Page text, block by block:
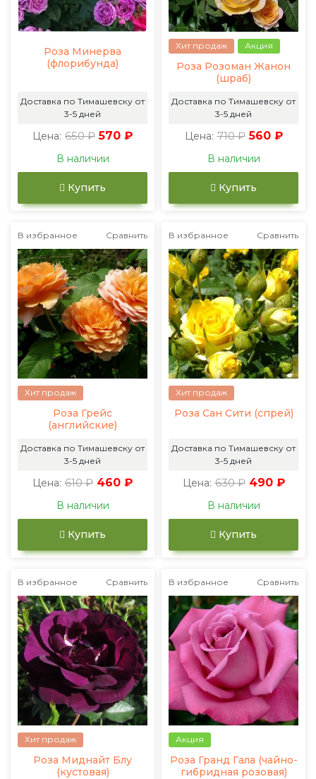
Роза Минерва
(флорибунда)
Доставка по Тимашевску от
3-5 дней
Цена: 650 ₽ 570 ₽
В наличии
Купить
Хит продаж Акция
Роза Розоман Жанон
(шраб)
Доставка по Тимашевску от
3-5 дней
Цена: 710 ₽ 560 ₽
В наличии
Купить
В избранное Сравнить
Хит продаж
Роза Грейс
(английские)
Доставка по Тимашевску от
3-5 дней
Цена: 610 ₽ 460 ₽
В наличии
Купить
В избранное Сравнить
Хит продаж
Роза Сан Сити (спрей)
Доставка по Тимашевску от
3-5 дней
Цена: 630 ₽ 490 ₽
В наличии
Купить
В избранное Сравнить
Хит продаж
Роза Миднайт Блу
(кустовая)
В избранное Сравнить
Акция
Роза Гранд Гала (чайно-
гибридная розовая)